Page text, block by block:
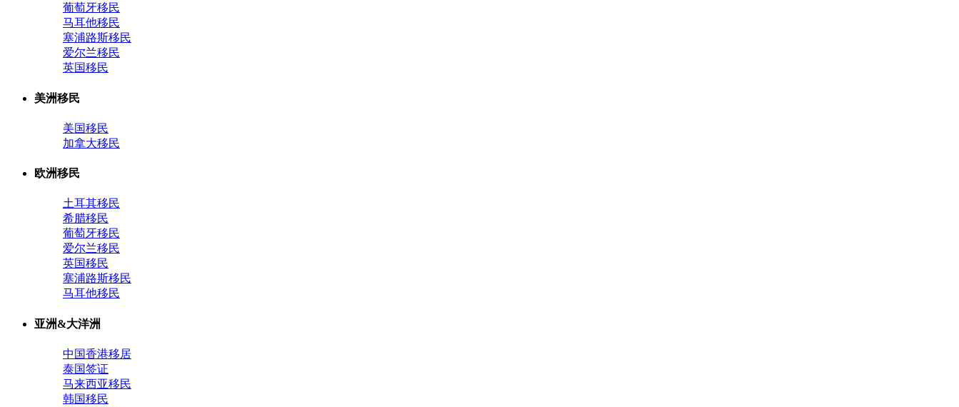
葡萄牙移民
马耳他移民
塞浦路斯移民
爱尔兰移民
英国移民
美洲移民
美国移民
加拿大移民
欧洲移民
土耳其移民
希腊移民
葡萄牙移民
爱尔兰移民
英国移民
塞浦路斯移民
马耳他移民
亚洲&大洋洲
中国香港移居
泰国签证
马来西亚移民
韩国移民